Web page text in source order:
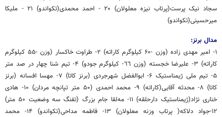
سجاد نیک پرست(پرتاب نیزه معلولان) ۲۰ - احمد محمدی(تکواندو) ۲۱ - ملیکا
میرحسینی(تکواندو)
مدال برنز:
۱- امیر مهدی زاده (وزن -۶۰ کیلوگرم کاراته) ۲- طراوت خاکسار (وزن -۵۵ کیلوگرم
کاراته) ۳- علیرضا خجسته (وزن ٦٦- کیلوگرم جودو) ۴- تیم شنا چهار در صد متر
۵- تیم ملی ژیمناستیک ۶- ابوالفضل شهرجردی (برنز کاتا) ۷- مهسا افسانه (برنز
کاتا) ۸- محدثه آقایی(کاراته) ۹- محمد احمدی (۵۰ متر تپانچه مردان) ۱۰- هادی
خناری نژاد(ژیمناستیک دارحلقه) ۱۱- مه‌لقا جام بزرگ (تفنگ سه وضعیت ۵۰ متر)
۱۲-جواد دلاکه( پرتاب وزنه معلولان) ۱۳- فاطمه مداحی(تکواندو) ۱۴- محمد